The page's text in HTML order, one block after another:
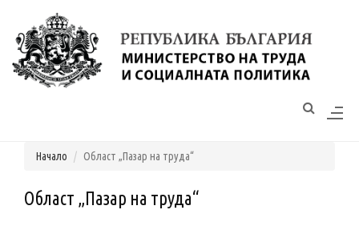
Моля,
обърнете
достъпност.
Начало Област „Пазар на труда“
Област „Пазар на труда“